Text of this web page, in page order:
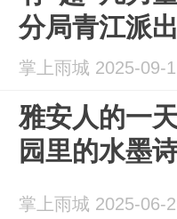
分局青江派
掌上雨城 2025-09-
雅安人的一
园里的水墨
掌上雨城 2025-06-